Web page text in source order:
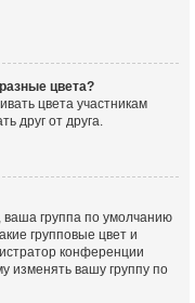
цвета?
цвета участникам
друг от друга.
ваша группа по умолчанию
групповые цвет и
конференции
изменять вашу группу по